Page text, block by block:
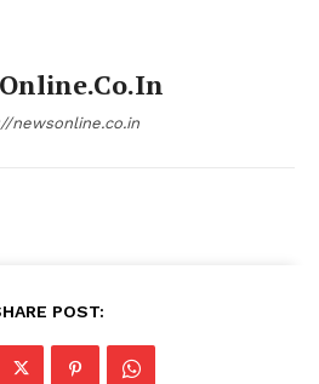
newsonline.co.in
POST: